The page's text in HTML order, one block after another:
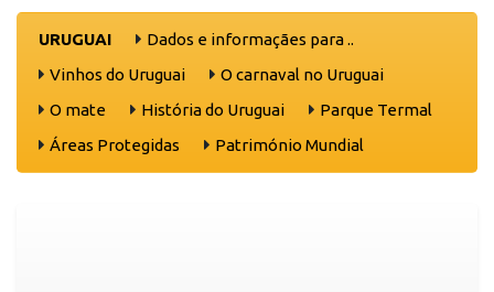
URUGUAI
Dados e informaçães para ..
Vinhos do Uruguai
O carnaval no Uruguai
O mate
História do Uruguai
Parque Termal
Áreas Protegidas
Património Mundial